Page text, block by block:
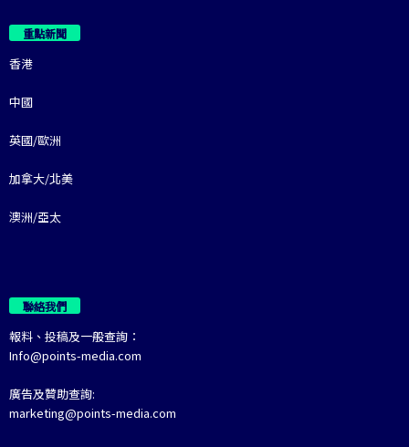
重點新聞
香港
中國
英國/歐洲
加拿大/北美
澳洲/亞太
聯絡我們
報料、投稿及一般查詢：
Info@points-media.com
廣告及贊助查詢:
marketing@points-media.com